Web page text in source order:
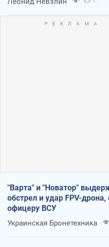
"Варта" и "Новатор"
обстрел и удар FPV-
офицеру ВСУ
Украинская Бронетехника